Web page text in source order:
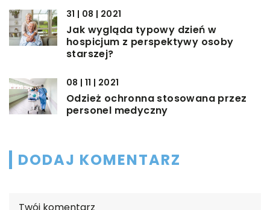
31 | 08 | 2021
Jak wygląda typowy dzień w
hospicjum z perspektywy osoby
starszej?
08 | 11 | 2021
Odzież ochronna stosowana przez
personel medyczny
DODAJ KOMENTARZ